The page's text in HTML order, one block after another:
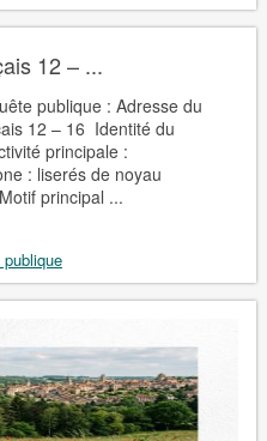
12 – ...
publique : Adresse du
12 – 16 Identité du
principale :
: liserés de noyau
principal ...